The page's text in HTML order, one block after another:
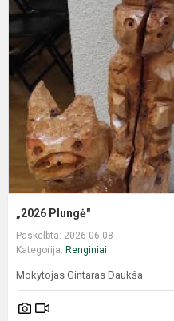
„2026 Plungė"
Paskelbta: 2026-06-08
Kategorija: Renginiai
Mokytojas Gintaras Daukša